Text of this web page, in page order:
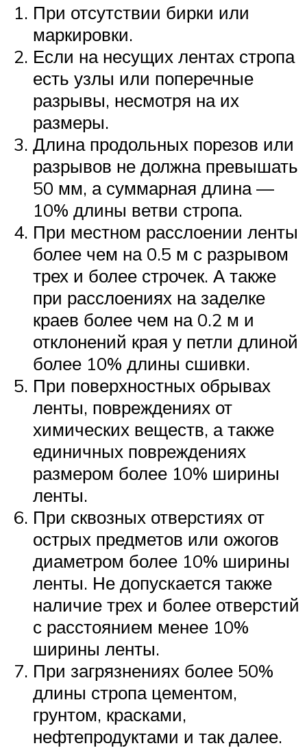
При отсутствии бирки или
маркировки.
Если на несущих лентах стропа
есть узлы или поперечные
разрывы, несмотря на их
размеры.
Длина продольных порезов или
разрывов не должна превышать
50 мм, а суммарная длина —
10% длины ветви стропа.
При местном расслоении ленты
более чем на 0.5 м с разрывом
трех и более строчек. А также
при расслоениях на заделке
краев более чем на 0.2 м и
отклонений края у петли длиной
более 10% длины сшивки.
При поверхностных обрывах
ленты, повреждениях от
химических веществ, а также
единичных повреждениях
размером более 10% ширины
ленты.
При сквозных отверстиях от
острых предметов или ожогов
диаметром более 10% ширины
ленты. Не допускается также
наличие трех и более отверстий
с расстоянием менее 10%
ширины ленты.
При загрязнениях более 50%
длины стропа цементом,
грунтом, красками,
нефтепродуктами и так далее.